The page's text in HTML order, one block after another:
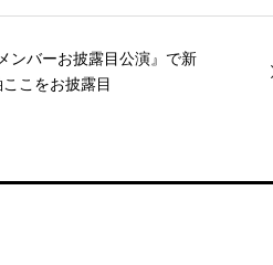
ンバーお披露目公演』で新
こをお披露目